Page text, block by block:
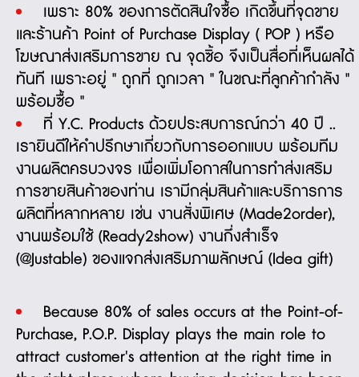
เพราะ 80% ของการตัดสินใจซื้อ เกิดขึ้นที่จุดขาย
และร้านค้า Point of Purchase Display ( POP )หรือ
โฆษณาส่งเสริมการขาย ณ จุดซิ้อ จึงเป็นสื่อที่เห็นผลได้
ทันที เพราะอยู่ " ถูกที่ ถูกเวลา " ในขณะที่ลูกค้ากำลัง "
พร้อมซื้อ "
ที่ Y.C. Productsด้วยประสบการณ์กว่า 40 ปี ..
เรายินดีให้คำปรึกษาเกี่ยวกับการออกแบบ พร้อมทีม
งานผลิตครบวงจร เพื่อเพิ่มโอกาสในการทำส่งเสริม
การขายสินค้าของท่าน เรามีกลุ่มสินค้าและบริการการ
ผลิตที่หลากหลาย เช่น งานสั่งพิเศษ (Made2order),
งานพร้อมใช้ (Ready2show) งานกึ่งสำเร็จ
(@Justable) ของแจกส่งเสริมภาพลักษณ์ (Idea gift)
Because 80% of sales occurs at the Point-of-
Purchase, P.O.P. Display playsthe main role to
attract customer's attention at the right time in